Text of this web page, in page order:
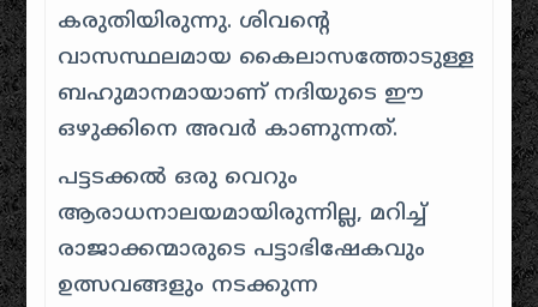
കരുതിയിരുന്നു. ശിവന്റെ
വാസസ്ഥലമായ കൈലാസത്തോടുള്ള
ബഹുമാനമായാണ് നദിയുടെ ഈ
ഒഴുക്കിനെ അവർ കാണുന്നത്.
പട്ടടക്കൽ ഒരു വെറും
ആരാധനാലയമായിരുന്നില്ല, മറിച്ച്
രാജാക്കന്മാരുടെ പട്ടാഭിഷേകവും
ഉത്സവങ്ങളും നടക്കുന്ന